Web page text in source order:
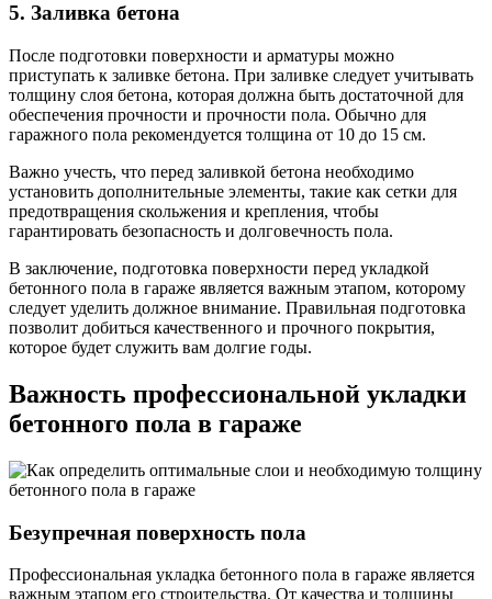
5. Заливка бетона
После подготовки поверхности и арматуры можно
приступать к заливке бетона. При заливке следует учитывать
толщину слоя бетона, которая должна быть достаточной для
обеспечения прочности и прочности пола. Обычно для
гаражного пола рекомендуется толщина от 10 до 15 см.
Важно учесть, что перед заливкой бетона необходимо
установить дополнительные элементы, такие как сетки для
предотвращения скольжения и крепления, чтобы
гарантировать безопасность и долговечность пола.
В заключение, подготовка поверхности перед укладкой
бетонного пола в гараже является важным этапом, которому
следует уделить должное внимание. Правильная подготовка
позволит добиться качественного и прочного покрытия,
которое будет служить вам долгие годы.
Важность профессиональной укладки
бетонного пола в гараже
Безупречная поверхность пола
Профессиональная укладка бетонного пола в гараже является
важным этапом его строительства. От качества и толщины